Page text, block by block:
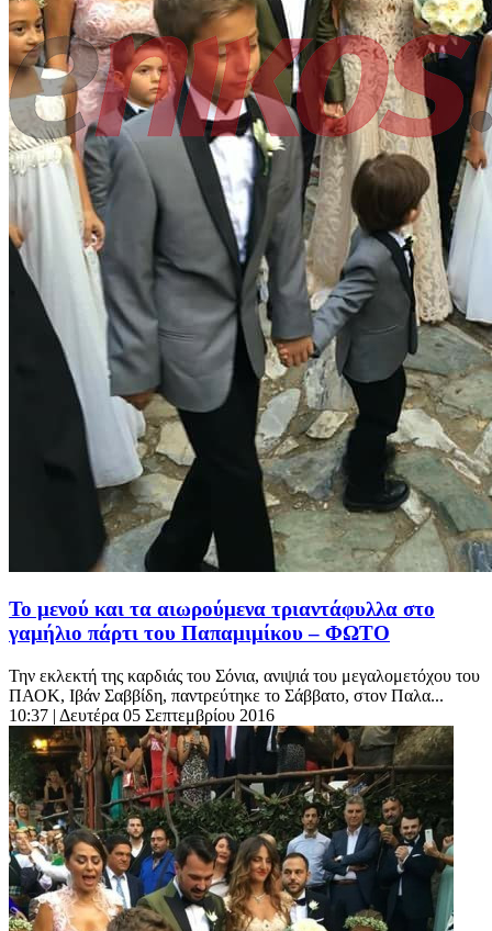
Το μενού και τα αιωρούμενα τριαντάφυλλα στο
γαμήλιο πάρτι του Παπαμιμίκου – ΦΩΤΟ
Την εκλεκτή της καρδιάς του Σόνια, ανιψιά του μεγαλομετόχου του
ΠΑΟΚ, Ιβάν Σαββίδη, παντρεύτηκε το Σάββατο, στον Παλα...
10:37 | Δευτέρα 05 Σεπτεμβρίου 2016